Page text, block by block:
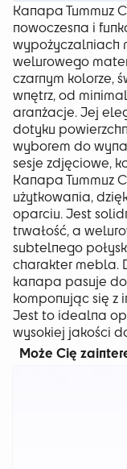
Kanapa Tummuz
nowoczesna i
wypożyczalniach
welurowego
czarnym kolorze,
wnętrz, od
aranżacje. Jej
dotyku
wyborem do
sesje zdjęciowe,
Kanapa Tummuz
użytkowania,
oparciu. Jest
trwałość, a
subtelnego
charakter mebla.
kanapa pasuje
komponując się z
Jest to idealna
wysokiej jakości
Może Cię